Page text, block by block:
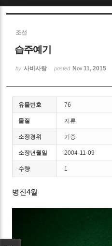
조선
습주예기
by 사비사랑 posted Nov 11, 2015
유물번호 76
물질 지류
소장경위 기증
소장년월일 2004-11-09
수량 1
병진4월
Sketchbook5, 스
Sketchbook5,